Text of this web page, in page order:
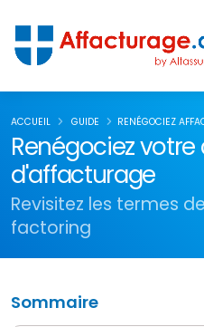
Renégociez
d'affacturage
Revisitez les termes
factoring
ACCUEIL GUIDE RENÉGOCIEZ
Sommaire